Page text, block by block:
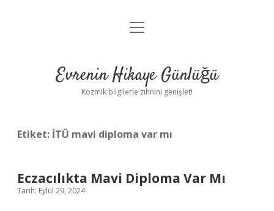
Anasayfa
Yasal Uyarı
menüyü
Evrenin Hikaye Günlüğü
Kozmik bilgilerle zihnini genişlet!
Etiket: İTÜ mavi diploma var mı
Eczacılıkta Mavi Diploma Var Mı
Tarih: Eylül 29, 2024